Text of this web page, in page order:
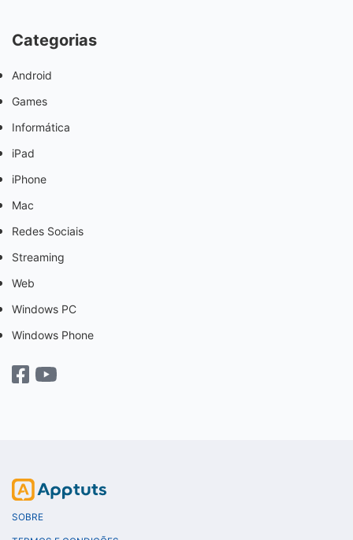
Categorias
Android
Games
Informática
iPad
iPhone
Mac
Redes Sociais
Streaming
Web
Windows PC
Windows Phone
SOBRE